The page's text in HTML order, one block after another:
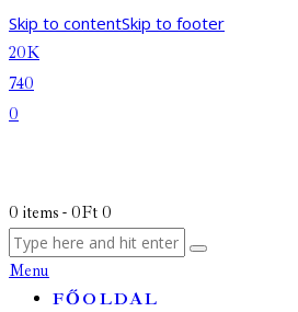
Skip to contentSkip to footer
20K
740
0
0 items - 0Ft 0
Menu
FŐOLDAL